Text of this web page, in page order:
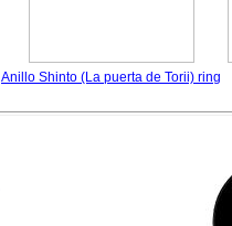
Anillo Shinto (La puerta de Torii) ring